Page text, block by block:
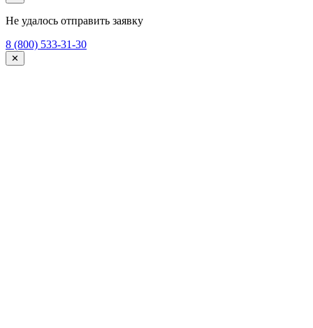
Не удалось отправить заявку
8 (800) 533-31-30
✕